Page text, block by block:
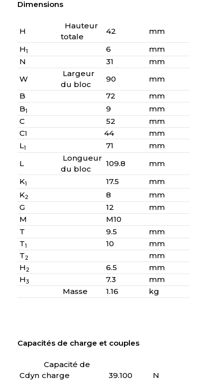
Dimensions
H
Hauteur
totale
42
mm
H1 6
mm
N
31
mm
W
Largeur
du bloc
90
mm
B
72
mm
B1 9
mm
C
52
mm
C1 44
mm
L1 71
mm
L
Longueur
du bloc
109.8
mm
K1 17.5
mm
K2 8
mm
G
12
mm
M
M10
T
9.5
mm
T1 10
mm
T2
mm
H2 6.5
mm
H3 7.3
mm
Masse
1.16 kg
Capacités de charge et couples
Cdyn
Capacité de
charge
39.100 N